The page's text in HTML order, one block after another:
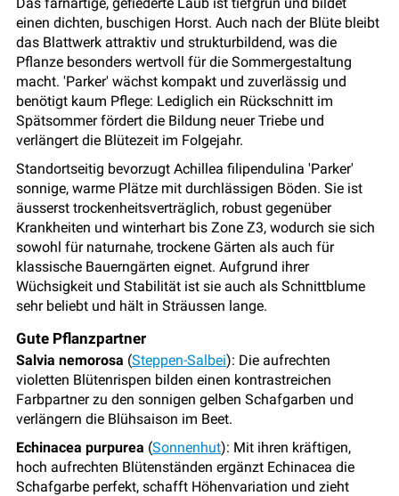
einen dichten, buschigen Horst. Auch nach der Blüte bleibt
das Blattwerk attraktiv und strukturbildend, was die
Pflanze besonders wertvoll für die Sommergestaltung
macht. 'Parker' wächst kompakt und zuverlässig und
benötigt kaum Pflege: Lediglich ein Rückschnitt im
Spätsommer fördert die Bildung neuer Triebe und
verlängert die Blütezeit im Folgejahr.
Standortseitig bevorzugt Achillea filipendulina 'Parker'
sonnige, warme Plätze mit durchlässigen Böden. Sie ist
äusserst trockenheitsverträglich, robust gegenüber
Krankheiten und winterhart bis Zone Z3, wodurch sie sich
sowohl für naturnahe, trockene Gärten als auch für
klassische Bauerngärten eignet. Aufgrund ihrer
Wüchsigkeit und Stabilität ist sie auch als Schnittblume
sehr beliebt und hält in Sträussen lange.
Gute Pflanzpartner
Salvia nemorosa (Steppen-Salbei): Die aufrechten
violetten Blütenrispen bilden einen kontrastreichen
Farbpartner zu den sonnigen gelben Schafgarben und
verlängern die Blühsaison im Beet.
Echinacea purpurea (Sonnenhut): Mit ihren kräftigen,
hoch aufrechten Blütenständen ergänzt Echinacea die
Schafgarbe perfekt, schafft Höhenvariation und zieht